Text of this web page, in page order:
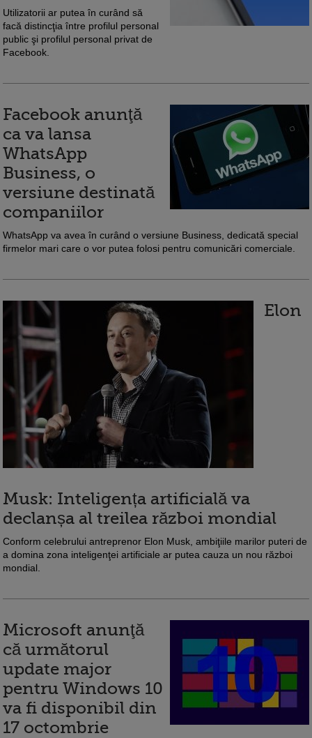
Utilizatorii ar putea în curând să
facă distincţia între profilul personal
public şi profilul personal privat de
Facebook.
Facebook anunţă
ca va lansa
WhatsApp
Business, o
versiune destinată
companiilor
WhatsApp va avea în curând o versiune Business, dedicată special
firmelor mari care o vor putea folosi pentru comunicări comerciale.
Elon
Musk: Inteligența artificială va
declanșa al treilea război mondial
Conform celebrului antreprenor Elon Musk, ambiţiile marilor puteri de
a domina zona inteligenţei artificiale ar putea cauza un nou război
mondial.
Microsoft anunţă
că următorul
update major
pentru Windows 10
va fi disponibil din
17 octombrie